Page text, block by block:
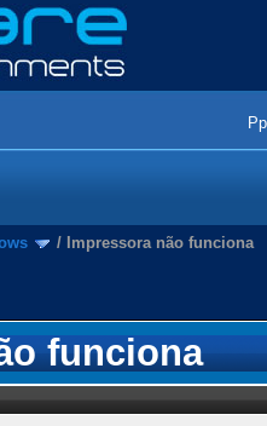
/ Impressora não funciona
funciona